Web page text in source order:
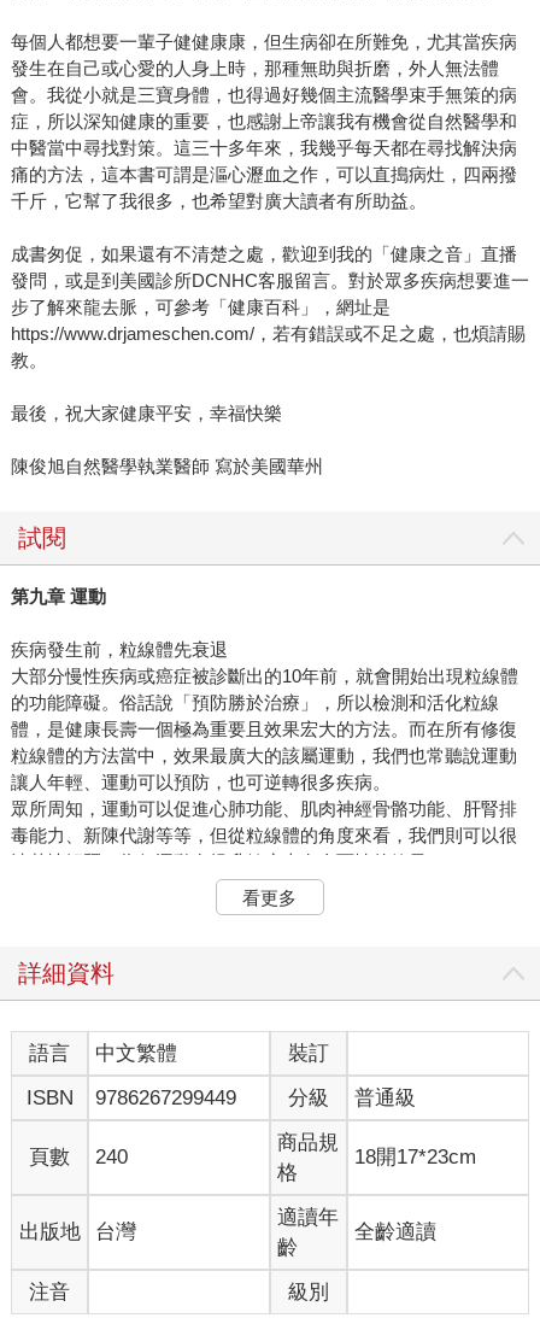
每個人都想要一輩子健健康康，但生病卻在所難免，尤其當疾病
發生在自己或心愛的人身上時，那種無助與折磨，外人無法體
會。我從小就是三寶身體，也得過好幾個主流醫學束手無策的病
症，所以深知健康的重要，也感謝上帝讓我有機會從自然醫學和
中醫當中尋找對策。這三十多年來，我幾乎每天都在尋找解決病
痛的方法，這本書可謂是漚心瀝血之作，可以直搗病灶，四兩撥
千斤，它幫了我很多，也希望對廣大讀者有所助益。
成書匆促，如果還有不清楚之處，歡迎到我的「健康之音」直播
發問，或是到美國診所DCNHC客服留言。對於眾多疾病想要進一
步了解來龍去脈，可參考「健康百科」，網址是
https://www.drjameschen.com/，若有錯誤或不足之處，也煩請賜
教。
最後，祝大家健康平安，幸福快樂
陳俊旭自然醫學執業醫師 寫於美國華州
試閱
第九章 運動
疾病發生前，粒線體先衰退
大部分慢性疾病或癌症被診斷出的10年前，就會開始出現粒線體
的功能障礙。俗話說「預防勝於治療」，所以檢測和活化粒線
體，是健康長壽一個極為重要且效果宏大的方法。而在所有修復
粒線體的方法當中，效果最廣大的該屬運動，我們也常聽說運動
讓人年輕、運動可以預防，也可逆轉很多疾病。
眾所周知，運動可以促進心肺功能、肌肉神經骨骼功能、肝腎排
毒能力、新陳代謝等等，但從粒線體的角度來看，我們則可以很
清楚地解釋，為何運動在提升健康上有全面性的效果。
運動可提升粒線體數目與效能
粒線體提供能量，但粒線體的產能是有限的，所以運動越劇烈、
和效能，下次就能應付類似的激烈運動，這就叫做「向上適
應」。
早在1967年，約翰．哈洛斯基博士（Dr. John Hollosky）就發
現，小鼠跑跑步機 12週之後，後腿肌肉裡面的粒線體酵素活性，
比不運動的小鼠增長了兩倍。因此，我們可以很清楚地看到，運
動對粒線體有很實質的幫助，而且粒線體健康是身體健康的基
礎，想要健康長壽，運動是一個最簡便的方法。
反之，如果平常不運動，或老是臥床，身體會認為不需要太多能
量，進而就會減少粒線體的數目和效能，這就叫做「向下適
應」。這就是為何有些中老年人體力衰退，健康惡化，其實和缺
乏運動，有非常直接的關係。
看更多
詳細資料
語言 中文繁體
裝訂
ISBN
9786267299449 分級 普通級
頁數 240
商品規
格
18開17*23cm
出版地 台灣
適讀年
齡
全齡適讀
注音 級別